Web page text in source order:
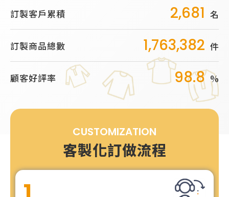
訂製客戶累積 2,681 名
訂製商品總數 1,763,382 件
顧客好評率 98.8 %
CUSTOMIZATION
客製化訂做流程